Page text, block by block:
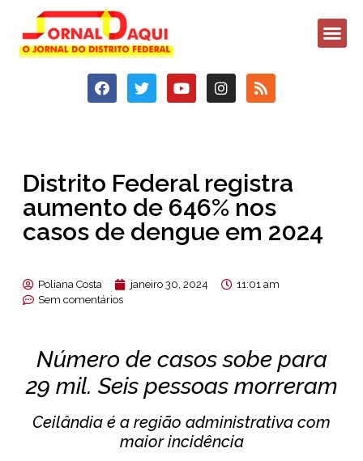
Distrito Federal registra
aumento de 646% nos
casos de dengue em 2024
Poliana Costa janeiro 30, 2024
11:01 am
Sem comentários
Número de casos sobe para
29 mil. Seis pessoas morreram
Ceilândia é a região administrativa com
maior incidência